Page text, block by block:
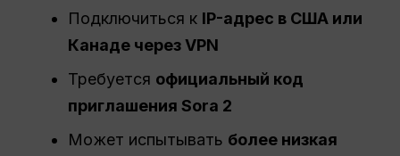
Подключиться к IP-адрес в США или
Канаде через VPN
Требуется официальный код
приглашения Sora 2
Может испытывать более низкая